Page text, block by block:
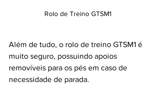
Rolo de Treino GTSM1
Além de tudo, o rolo de treino GTSM1 é
muito seguro, possuindo apoios
removíveis para os pés em caso de
necessidade de parada.